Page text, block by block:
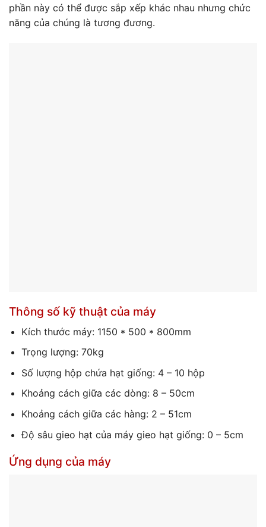
phần này có thể được sắp xếp khác nhau nhưng chức
năng của chúng là tương đương.
Thông số kỹ thuật của máy
Kích thước máy: 1150 * 500 * 800mm
Trọng lượng: 70kg
Số lượng hộp chứa hạt giống: 4 – 10 hộp
Khoảng cách giữa các dòng: 8 – 50cm
Khoảng cách giữa các hàng: 2 – 51cm
Độ sâu gieo hạt của máy gieo hạt giống: 0 – 5cm
Ứng dụng của máy